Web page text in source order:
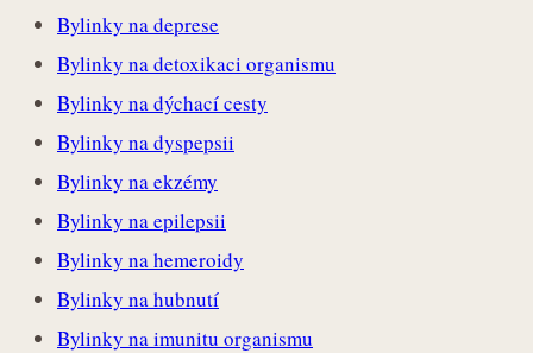
Bylinky na deprese
Bylinky na detoxikaci organismu
Bylinky na dýchací cesty
Bylinky na dyspepsii
Bylinky na ekzémy
Bylinky na epilepsii
Bylinky na hemeroidy
Bylinky na hubnutí
Bylinky na imunitu organismu